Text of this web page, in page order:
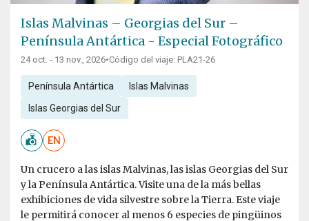
Islas Malvinas – Georgias del Sur –
Península Antártica - Especial Fotográfico
24 oct. - 13 nov., 2026•Código del viaje: PLA21-26
Península Antártica Islas Malvinas
Islas Georgias del Sur
EN
Un crucero a las islas Malvinas, las islas Georgias del Sur
y la Península Antártica. Visite una de la más bellas
exhibiciones de vida silvestre sobre la Tierra. Este viaje
le permitirá conocer al menos 6 especies de pingüinos